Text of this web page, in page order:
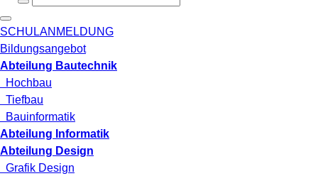
SCHULANMELDUNG
Bildungsangebot
Abteilung Bautechnik
Hochbau
Tiefbau
Bauinformatik
Abteilung Informatik
Abteilung Design
Grafik Design